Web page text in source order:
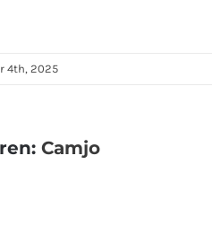
4th, 2025
Camjo